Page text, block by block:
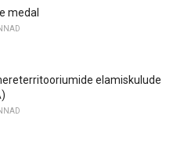
medal
elamiskulude